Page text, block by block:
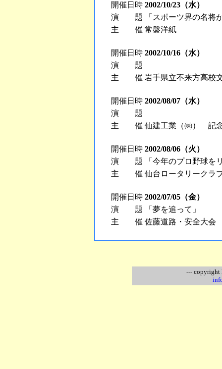
開催日時 2002/10/23（水）
演 題
「スポーツ界の名将
主 催 常盤洋紙
開催日時 2002/10/16（水）
演 題
主 催 岩手県立不来方高校
開催日時 2002/08/07（水）
演 題
主 催 仙建工業（㈱） 記
開催日時 2002/08/06（火）
演 題
「今年のプロ野球を
主 催 仙台ロータリークラ
開催日時 2002/07/05（金）
演 題
「夢を追って」
主 催 佐藤道路・安全大会
--- copyright